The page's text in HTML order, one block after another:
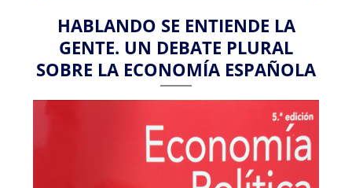
HABLANDO SE ENTIENDE LA
GENTE. UN DEBATE PLURAL
SOBRE LA ECONOMÍA ESPAÑOLA